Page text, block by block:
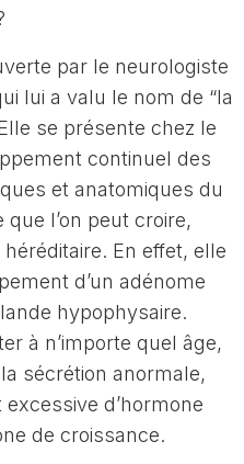
par le neurologiste
lui a valu le nom de “la
se présente chez le
continuel des
et anatomiques du
l’on peut croire,
En effet, elle
d’un adénome
hypophysaire.
à n’importe quel âge,
sécrétion anormale,
d’hormone
de croissance.